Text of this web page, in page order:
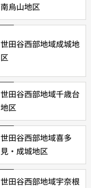
南烏山地区
世田谷西部地域成城地
区
世田谷西部地域千歳台
地区
世田谷西部地域喜多
見・成城地区
世田谷西部地域宇奈根